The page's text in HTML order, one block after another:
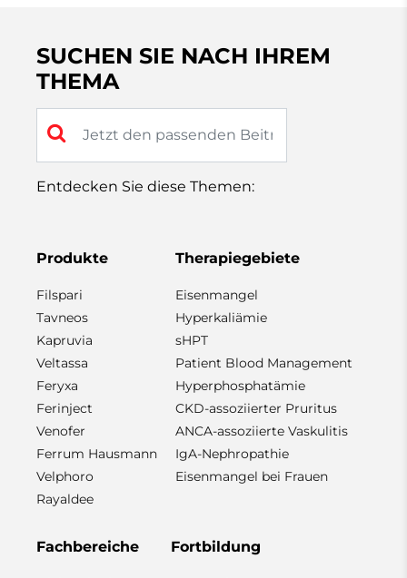
SUCHEN SIE NACH IHREM
THEMA
Entdecken Sie diese Themen:
Produkte
Filspari
Tavneos
Kapruvia
Veltassa
Feryxa
Ferinject
Venofer
Ferrum Hausmann
Velphoro
Rayaldee
Therapiegebiete
Eisenmangel
Hyperkaliämie
sHPT
Patient Blood Management
Hyperphosphatämie
CKD-assoziierter Pruritus
ANCA-assoziierte Vaskulitis
IgA-Nephropathie
Eisenmangel bei Frauen
Fachbereiche Fortbildung